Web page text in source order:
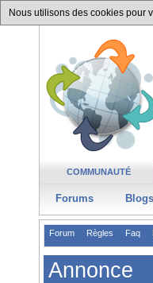
Nous utilisons des cookies pour
COMMUNAUTÉ
Forums Blogs
Forum Règles Faq
Annonce